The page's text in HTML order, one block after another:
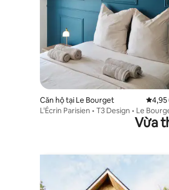
Căn hộ tại Le Bourget Xếp4,95
L'Écrin Parisien • T3 Design • Le
Vừa